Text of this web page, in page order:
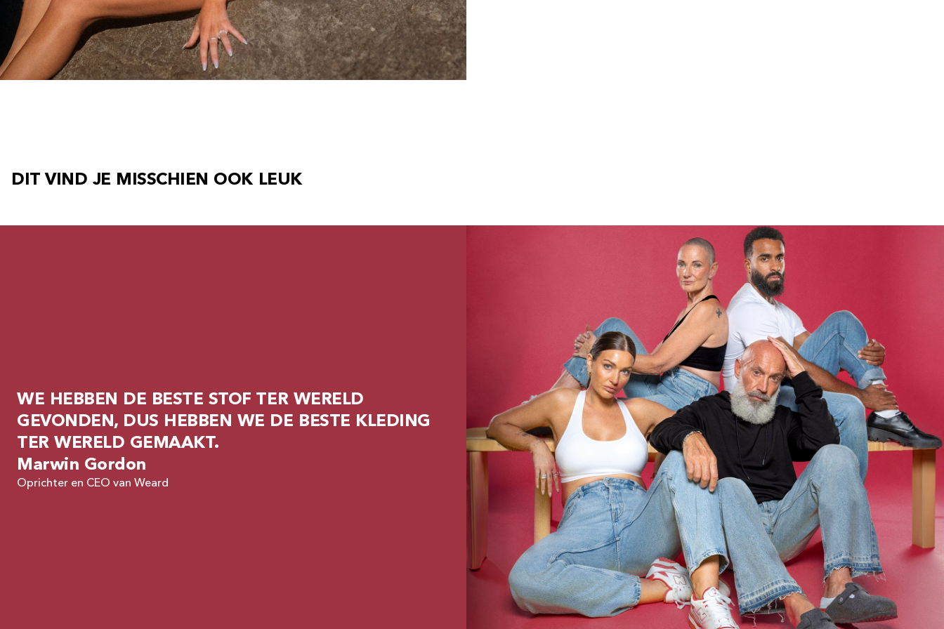
DIT VIND JE MISSCHIEN OOK LEUK
WE HEBBEN DE BESTE STOF TER WERELD
GEVONDEN, DUS HEBBEN WE DE BESTE KLEDING
TER WERELD GEMAAKT.
Marwin Gordon
Oprichter en CEO van Weard